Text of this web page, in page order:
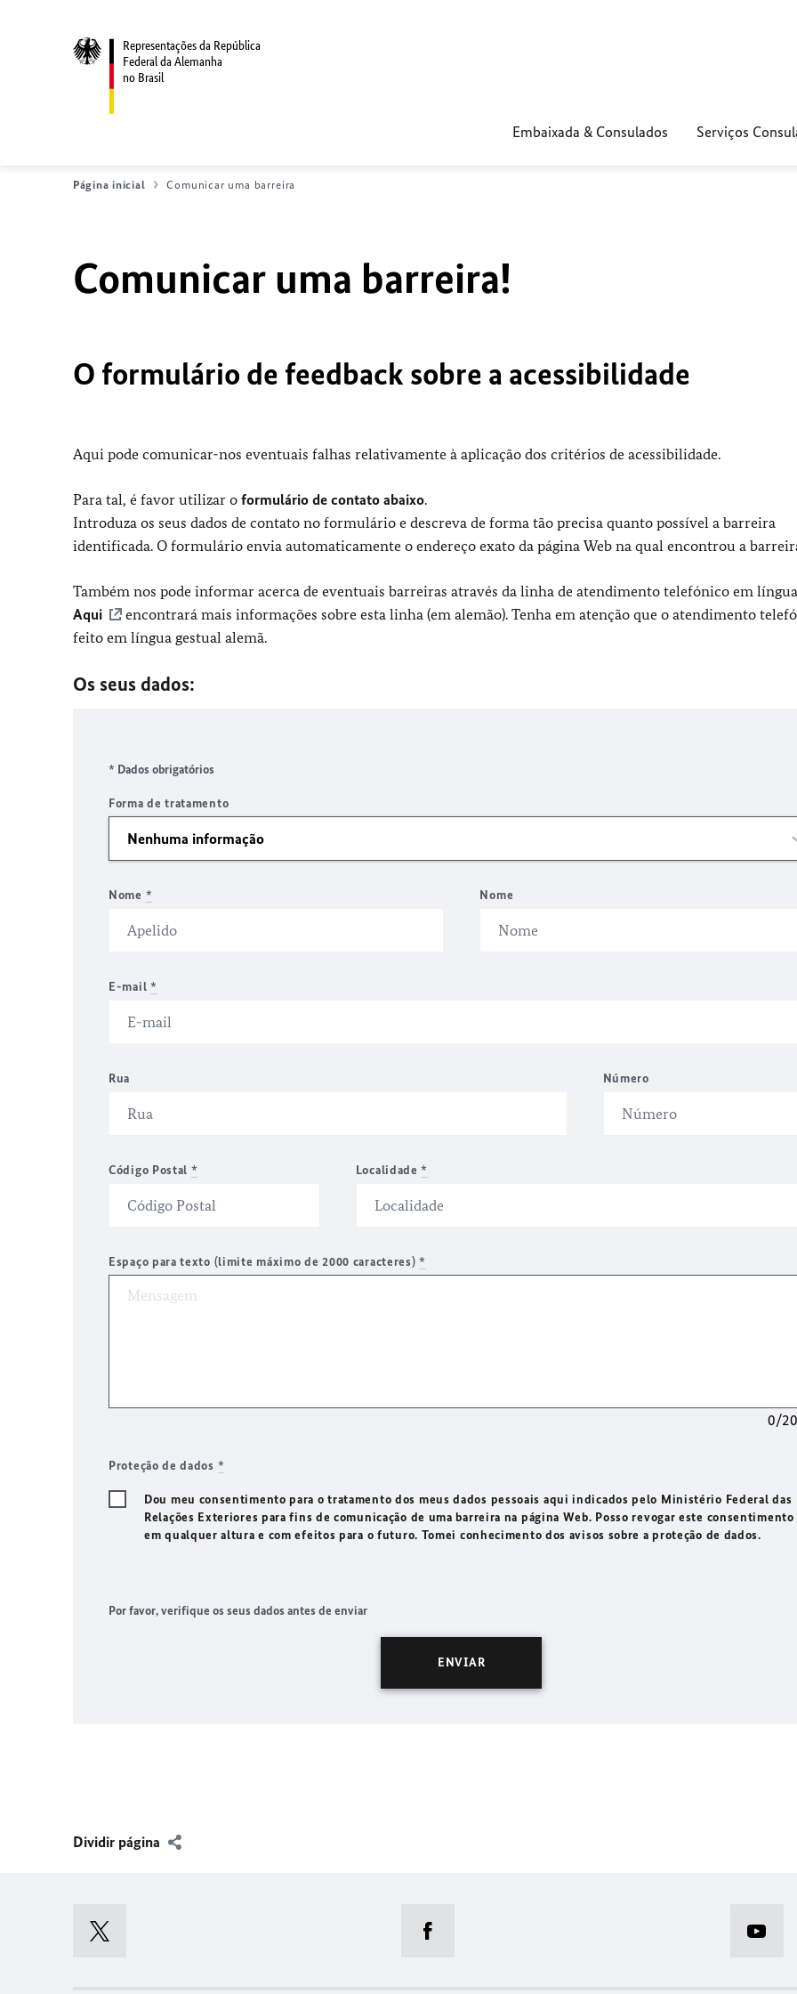
Representações da República
Federal da Alemanha
no Brasil
Embaixada & Consulados Serviços
Página inicial Comunicar uma barreira
Comunicar uma barreira!
O formulário de feedback sobre a acessibilidade
Aqui pode comunicar-nos eventuais falhas relativamente à aplicação dos critérios de acessibilidade.
Para tal, é favor utilizar o formulário de contato abaixo.
Introduza os seus dados de contato no formulário e descreva de forma tão precisa quanto possível a barreira
identificada. O formulário envia automaticamente o endereço exato da página Web na qual encontrou a
Também nos pode informar acerca de eventuais barreiras através da linha de atendimento telefónico em
Aqui
encontrará mais informações sobre esta linha (em alemão). Tenha em atenção que o atendimento
feito em língua gestual alemã.
Os seus dados:
* Dados obrigatórios
Forma de tratamento
Nome * Nome
E-mail *
Rua Número
Código Postal * Localidade*
Espaço para texto (limite máximo de 2000 caracteres)*
0/
Proteção de dados *
Dou meu consentimento para o tratamento dos meus dados pessoais aqui indicados pelo Ministério Federal das
Relações Exteriores para fins de comunicação de uma barreira na página Web. Posso revogar este consentimento
em qualquer altura e com efeitos para o futuro. Tomei conhecimento dos avisos sobre a proteção de dados.
Por favor, verifique os seus dados antes de enviar
Dividir página